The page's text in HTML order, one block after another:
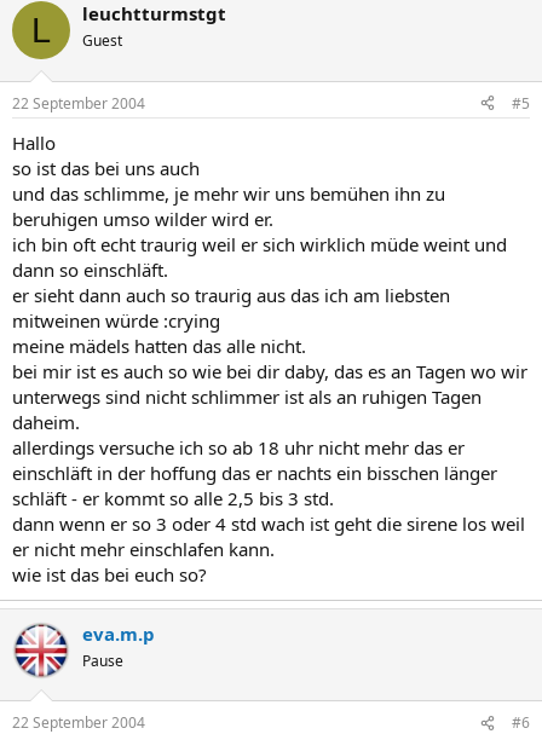
L leuchtturmstgt
Guest
22 September 2004 #5
Hallo
so ist das bei uns auch
und das schlimme, je mehr wir uns bemühen ihn zu
beruhigen umso wilder wird er.
ich bin oft echt traurig weil er sich wirklich müde weint und
dann so einschläft.
er sieht dann auch so traurig aus das ich am liebsten
mitweinen würde :crying
meine mädels hatten das alle nicht.
bei mir ist es auch so wie bei dir daby, das es an Tagen wo wir
unterwegs sind nicht schlimmer ist als an ruhigen Tagen
daheim.
allerdings versuche ich so ab 18 uhr nicht mehr das er
einschläft in der hoffung das er nachts ein bisschen länger
schläft - er kommt so alle 2,5 bis 3 std.
dann wenn er so 3 oder 4 std wach ist geht die sirene los weil
er nicht mehr einschlafen kann.
wie ist das bei euch so?
eva.m.p
Pause
22 September 2004 #6